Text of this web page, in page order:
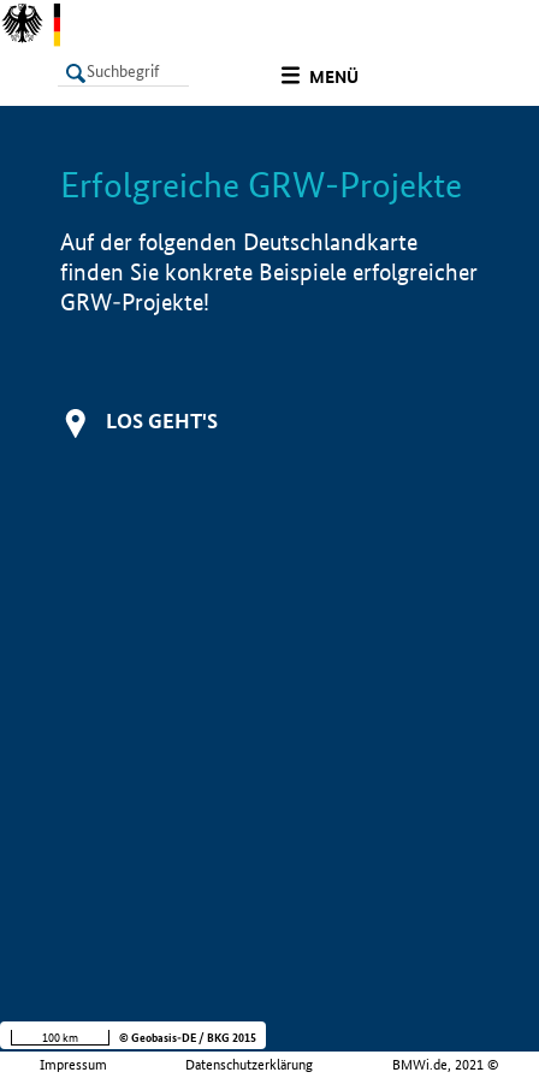
MENÜ
LISTE Info
Erfolgreiche GRW-Projekte
Auf der folgenden Deutschlandkarte
finden Sie konkrete Beispiele erfolgreicher
GRW-Projekte!
LOS GEHT'S
Impressum Datenschutzerklärung BMWi.de, 2021 ©
100 km © Geobasis-DE / BKG 2015